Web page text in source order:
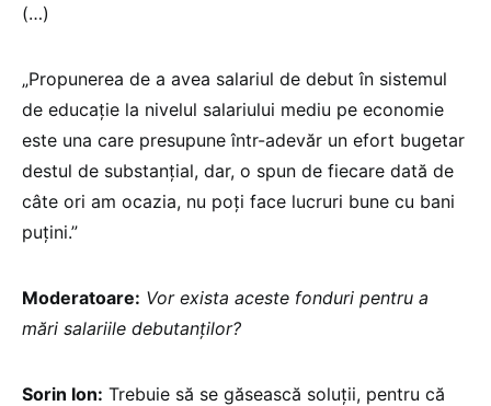
(…)
„Propunerea de a avea salariul de debut în sistemul
de educație la nivelul salariului mediu pe economie
este una care presupune într-adevăr un efort bugetar
destul de substanțial, dar, o spun de fiecare dată de
câte ori am ocazia, nu poți face lucruri bune cu bani
puțini.”
Moderatoare: Vor exista aceste fonduri pentru a
mări salariile debutanților?
Sorin Ion: Trebuie să se găsească soluții, pentru că